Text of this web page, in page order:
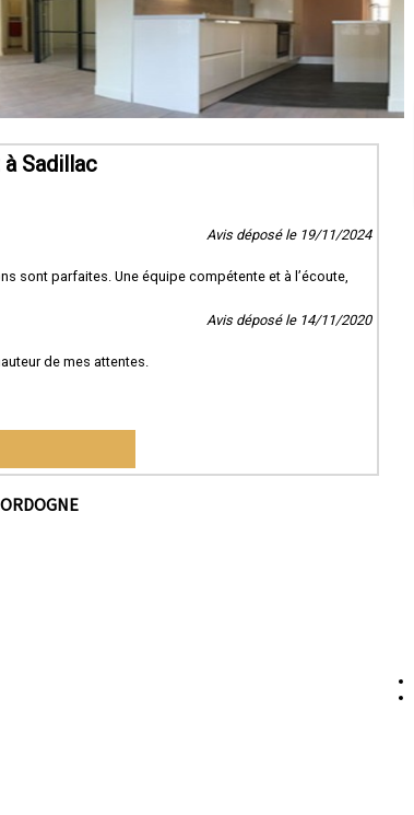
Sadillac
Avis déposé le 19/11/2024
sont parfaites. Une équipe compétente et à l’écoute,
Avis déposé le 14/11/2020
de mes attentes.